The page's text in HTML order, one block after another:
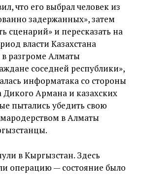
что его выбрал человек из
задержанных», затем
сценарий» и пересказать на
власти Казахстана
в разгроме Алматы
соседней республики»,
информатака со стороны
Дикого Армана и казахских
пытались убедить свою
в Алматы
в Кыргызстан. Здесь
операцию — состояние было